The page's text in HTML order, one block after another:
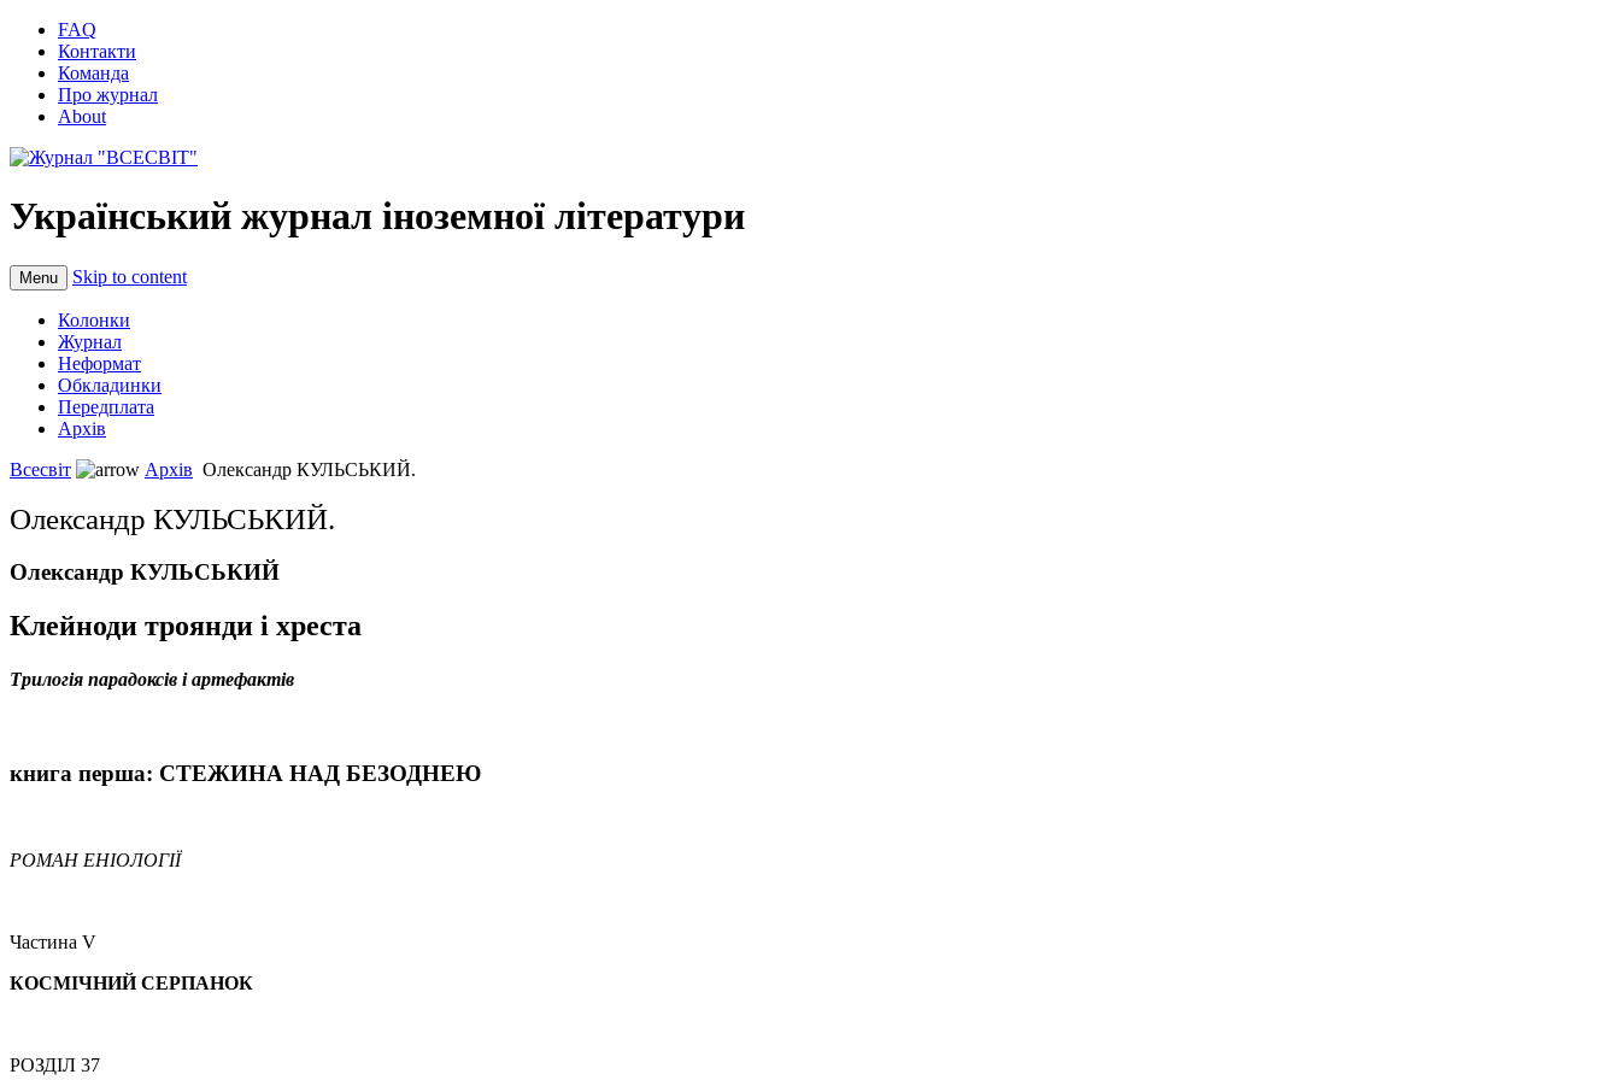
FAQ
Контакти
Команда
Про журнал
About
Український журнал іноземної літератури
Menu Skip to content
Колонки
Журнал
Неформат
Обкладинки
Передплата
Архів
Всесвіт
Архів Олександр КУЛЬСЬКИЙ.
Олександр КУЛЬСЬКИЙ.
Олександр КУЛЬСЬКИЙ
Клейноди троянди і хреста
Трилогія парадоксів і артефактів
книга перша: СТЕЖИНА НАД БЕЗОДНЕЮ
РОМАН ЕНІОЛОГІЇ
Частина V
КОСМІЧНИЙ СЕРПАНОК
РОЗДІЛ 37